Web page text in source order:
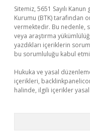
Sitemiz, 5651 Sayılı
Kurumu (BTK) tarafından
vermektedir. Bu nedenle,
veya araştırma
yazdıkları içeriklerin
bu sorumluluğu kabul
Hukuka ve yasal
içerikleri,
halinde, ilgili içerikler